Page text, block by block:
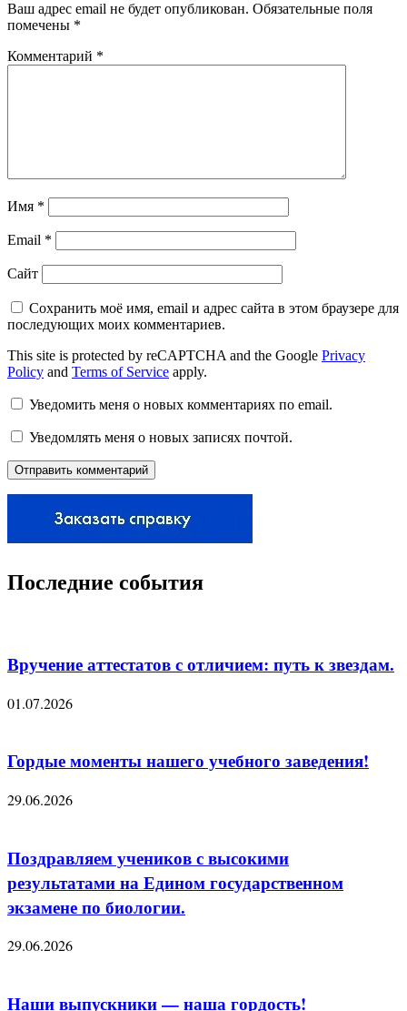
Ваш адрес email не будет опубликован. Обязательные поля
помечены *
Комментарий *
Имя *
Email *
Сайт
Сохранить моё имя, email и адрес сайта в этом браузере для
последующих моих комментариев.
This site is protected by reCAPTCHA and the Google Privacy
Policy and Terms of Service apply.
Уведомить меня о новых комментариях по email.
Уведомлять меня о новых записях почтой.
Последние события
Вручение аттестатов с отличием: путь к звездам.
01.07.2026
Гордые моменты нашего учебного заведения!
29.06.2026
Поздравляем учеников с высокими
результатами на Едином государственном
экзамене по биологии.
29.06.2026
Наши выпускники — наша гордость!